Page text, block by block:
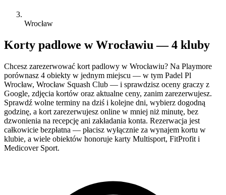
Wrocław
Korty padlowe w Wrocławiu — 4 kluby
Chcesz zarezerwować kort padlowy w Wrocławiu? Na Playmore
porównasz 4 obiekty w jednym miejscu — w tym Padel Pl
Wrocław, Wrocław Squash Club — i sprawdzisz oceny graczy z
Google, zdjęcia kortów oraz aktualne ceny, zanim zarezerwujesz.
Sprawdź wolne terminy na dziś i kolejne dni, wybierz dogodną
godzinę, a kort zarezerwujesz online w mniej niż minutę, bez
dzwonienia na recepcję ani zakładania konta. Rezerwacja jest
całkowicie bezpłatna — płacisz wyłącznie za wynajem kortu w
klubie, a wiele obiektów honoruje karty Multisport, FitProfit i
Medicover Sport.